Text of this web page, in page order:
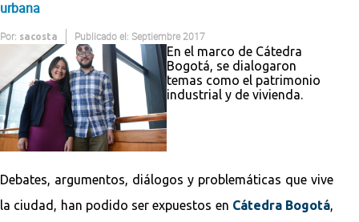
urbana
Por: sacosta Publicado el: Septiembre 2017
En el marco de Cátedra
Bogotá, se dialogaron
temas como el patrimonio
industrial y de vivienda.
Debates, argumentos, diálogos y problemáticas que vive
la ciudad, han podido ser expuestos en Cátedra Bogotá,